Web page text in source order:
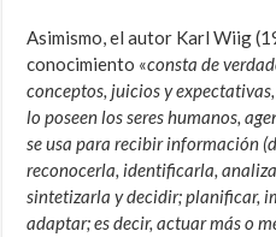
Asimismo, el autor Karl Wiig
conocimiento «consta de
conceptos, juicios y
lo poseen los seres humanos,
se usa para recibir información
reconocerla, identificarla,
sintetizarla y decidir; planificar,
adaptar; es decir, actuar más o